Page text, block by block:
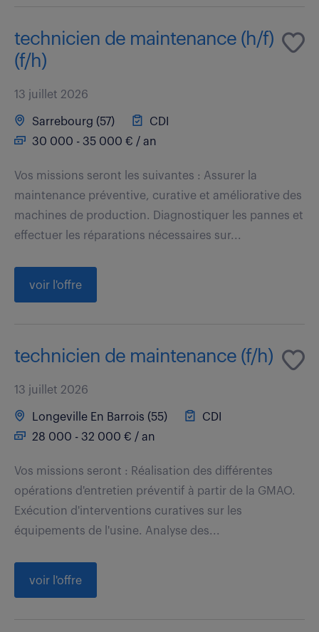
technicien de maintenance (h/f)
(f/h)
13 juillet 2026
Sarrebourg (57)
CDI
30 000 - 35 000 € / an
Vos missions seront les suivantes : Assurer la
maintenance préventive, curative et améliorative des
machines de production. Diagnostiquer les pannes et
effectuer les réparations nécessaires sur...
voir l'offre
technicien de maintenance (f/h)
13 juillet 2026
Longeville En Barrois (55)
CDI
28 000 - 32 000 € / an
Vos missions seront : Réalisation des différentes
opérations d'entretien préventif à partir de la GMAO.
Exécution d'interventions curatives sur les
équipements de l'usine. Analyse des...
voir l'offre